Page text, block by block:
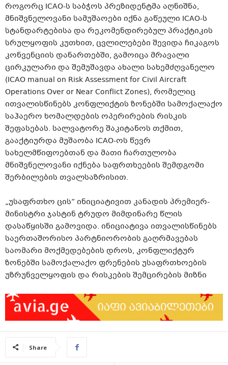
როგორც ICAO-ს საბჭოს პრეზიდენტმა აღნიშნა,
მნიშვნელოვანი სამუშაოები იქნა გაწეული ICAO-ს
სტანდარტებისა და რეკომენდირებულ პრაქტიკის
სრულყოფის კუთხით, ცვლილებები შევიდა ჩიკაგოს
კონვენციის დანართებში, გამოიცა მრავალი
ცირკულარი და შემუშავდა ახალი სახემძღვანელო
(ICAO manual on Risk Assessment for Civil Aircraft
Operations Over or Near Conflict Zones), რომელიც
ითვალისწინებს კონფლიქტის ზონებში სამოქალაქო
საჰაერო ხომალდების ოპერირების რისკის
შეფასებას. სალვატორე შაკიტანოს თქმით,
გააქტიურდა მუშაობა ICAO-ოს წევრ
სახელმწიფოებთან და მათი ჩართულობა
მნიშვნელოვანი იქნება საფრთხეების შემდგომი
შერბილების თვალსაზრისით.
„უსაფრთხო ცის” ინიციატივით კანადის პრემიერ-
მინისტრი ჯასტინ ტრუდო მიმდინარე წლის
დასაწყისში გამოვიდა. ინიციატივა ითვალისწინებს
საერთაშორისო პარტნიორობის გაღრმავებას
საომარი მოქმედებების დროს, კონფლიქტურ
ზონებში სამოქალაქო ფრენების უსაფრთხოების
უზრუნველყოფის და რისკების შემცირების მიზნი
Share